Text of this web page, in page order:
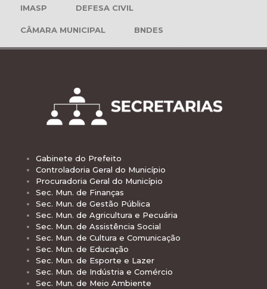
IMASP DEFESA CIVIL
CÂMARA MUNICIPAL BNDES
Gabinete do Prefeito
Controladoria Geral do Município
Procuradoria Geral do Município
Sec. Mun. de Finanças
Sec. Mun. de Gestão Pública
Sec. Mun. de Agricultura e Pecuária
Sec. Mun. de Assistência Social
Sec. Mun. de Cultura e Comunicação
Sec. Mun. de Educação
Sec. Mun. de Esporte e Lazer
Sec. Mun. de Indústria e Comércio
Sec. Mun. de Meio Ambiente